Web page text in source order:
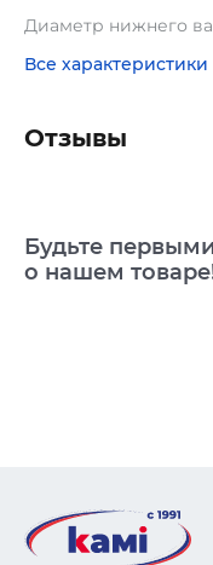
Диаметр нижнего
Все характеристики
Отзывы
Будьте
о нашем